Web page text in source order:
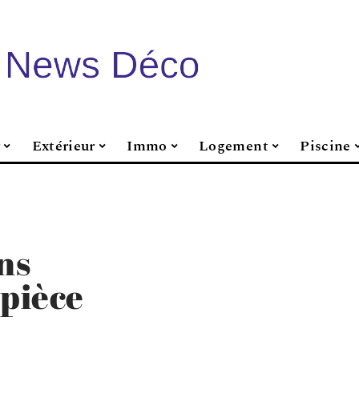
Extérieur Immo Logement Piscine